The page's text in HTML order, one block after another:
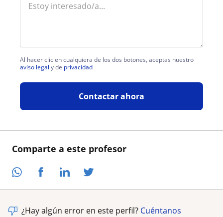
Comparte a este profesor
Al hacer clic en cualquiera de los dos botones, aceptas nuestro
aviso legal y de privacidad
Contactar ahora
¿Hay algún error en este perfil? Cuéntanos